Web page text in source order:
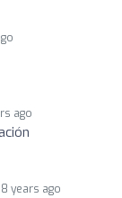
ago
8 years ago